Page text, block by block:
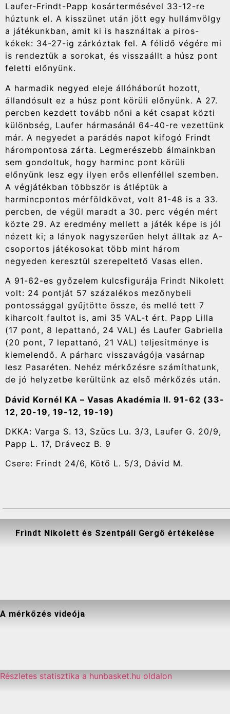
Laufer-Frindt-Papp kosártermésével 33-12-re
húztunk el. A kisszünet után jött egy hullámvölgy
a játékunkban, amit ki is használtak a piros-
kékek: 34-27-ig zárkóztak fel. A félidő végére mi
is rendeztük a sorokat, és visszaállt a húsz pont
feletti előnyünk.
A harmadik negyed eleje állóháborút hozott,
állandósult ez a húsz pont körüli előnyünk. A 27.
percben kezdett tovább nőni a két csapat közti
különbség, Laufer hármasánál 64-40-re vezettünk
már. A negyedet a parádés napot kifogó Frindt
hárompontosa zárta. Legmerészebb álmainkban
sem gondoltuk, hogy harminc pont körüli
előnyünk lesz egy ilyen erős ellenféllel szemben.
A végjátékban többször is átléptük a
harmincpontos mérföldkövet, volt 81-48 is a 33.
percben, de végül maradt a 30. perc végén mért
közte 29. Az eredmény mellett a játék képe is jól
nézett ki; a lányok nagyszerűen helyt álltak az A-
csoportos játékosokat több mint három
negyeden keresztül szerepeltető Vasas ellen.
A 91-62-es győzelem kulcsfigurája Frindt Nikolett
volt: 24 pontját 57 százalékos mezőnybeli
pontossággal gyűjtötte össze, és mellé tett 7
kiharcolt faultot is, ami 35 VAL-t ért. Papp Lilla
(17 pont, 8 lepattanó, 24 VAL) és Laufer Gabriella
(20 pont, 7 lepattanó, 21 VAL) teljesítménye is
kiemelendő. A párharc visszavágója vasárnap
lesz Pasaréten. Nehéz mérkőzésre számíthatunk,
de jó helyzetbe kerültünk az első mérkőzés után.
Dávid Kornél KA – Vasas Akadémia II. 91-62 (33-
12, 20-19, 19-12, 19-19)
DKKA: Varga S. 13, Szücs Lu. 3/3, Laufer G. 20/9,
Papp L. 17, Drávecz B. 9
Csere: Frindt 24/6, Kötő L. 5/3, Dávid M.
Frindt Nikolett és Szentpáli Gergő értékelése
A mérkőzés videója
Részletes statisztika a hunbasket.hu oldalon